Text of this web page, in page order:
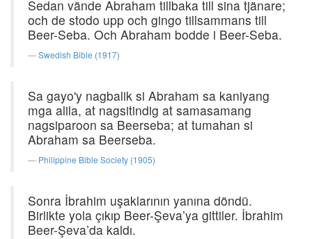
Sedan vände Abraham tillbaka till sina tjänare;
och de stodo upp och gingo tillsammans till
Beer-Seba. Och Abraham bodde i Beer-Seba.
Swedish Bible (1917)
Sa gayo'y nagbalik si Abraham sa kaniyang
mga alila, at nagsitindig at samasamang
nagsiparoon sa Beerseba; at tumahan si
Abraham sa Beerseba.
Philippine Bible Society (1905)
Sonra İbrahim uşaklarının yanına döndü.
Birlikte yola çıkıp Beer-Şeva’ya gittiler. İbrahim
Beer-Şeva’da kaldı.